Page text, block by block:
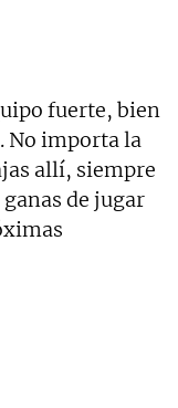
fuerte, bien
No importa la
allí, siempre
de jugar